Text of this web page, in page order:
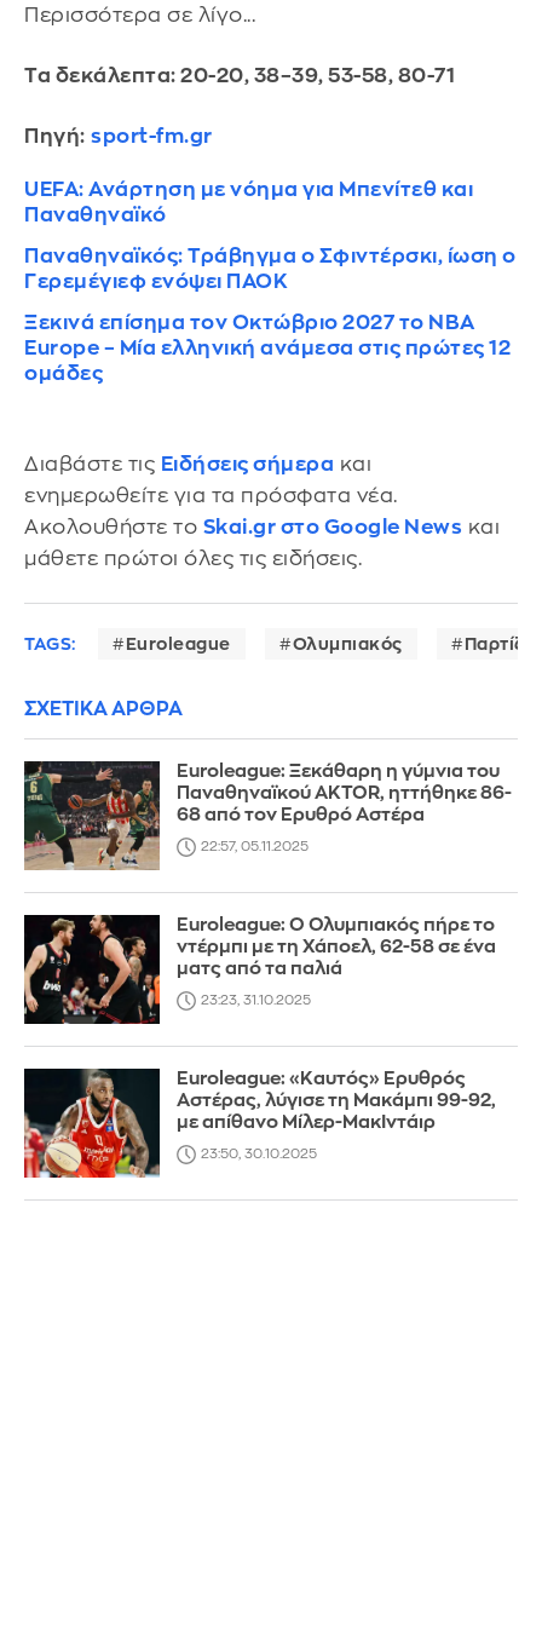
Περισσότερα σε λίγο...
Τα δεκάλεπτα: 20-20, 38–39, 53-58, 80-71
Πηγή: sport-fm.gr
UEFA: Ανάρτηση με νόημα για Μπενίτεθ και
Παναθηναϊκό
Παναθηναϊκός: Τράβηγμα ο Σφιντέρσκι, ίωση ο
Γερεμέγιεφ ενόψει ΠΑΟΚ
Ξεκινά επίσημα τον Οκτώβριο 2027 το NBA
Europe – Μία ελληνική ανάμεσα στις πρώτες 12
ομάδες
Διαβάστε τις Ειδήσεις σήμερα και
ενημερωθείτε για τα πρόσφατα νέα.
Ακολουθήστε το Skai.gr στο Google News και
μάθετε πρώτοι όλες τις ειδήσεις.
TAGS: Euroleague Ολυμπιακός
ΣΧΕΤΙΚΑ ΑΡΘΡΑ
Euroleague: Ξεκάθαρη η γύμνια του
Παναθηναϊκού AKTOR, ηττήθηκε 86-
68 από τον Ερυθρό Αστέρα
22:57, 05.11.2025
Euroleague: Ο Ολυμπιακός πήρε το
ντέρμπι με τη Χάποελ, 62-58 σε ένα
ματς από τα παλιά
23:23, 31.10.2025
Euroleague: «Καυτός» Ερυθρός
Αστέρας, λύγισε τη Μακάμπι 99-92,
με απίθανο Μίλερ-ΜακΙντάιρ
23:50, 30.10.2025